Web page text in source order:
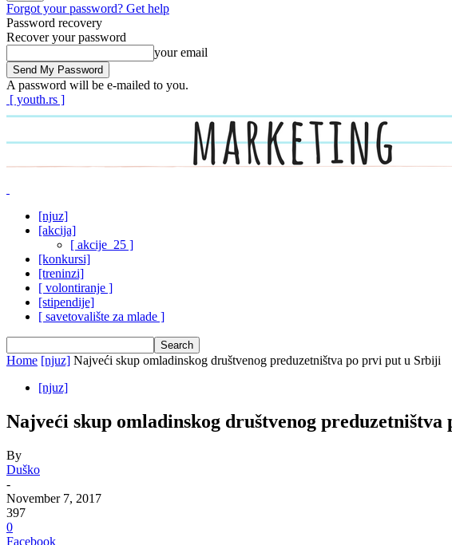
Forgot your password? Get help
Password recovery
Recover your password
your email
A password will be e-mailed to you.
[ youth.rs ]
[njuz]
[akcija]
[ akcije_25 ]
[konkursi]
[treninzi]
[ volontiranje ]
[stipendije]
[ savetovalište za mlade ]
Home [njuz] Najveći skup omladinskog društvenog preduzetništva po prvi put u Srbiji
[njuz]
Najveći skup omladinskog društvenog
By
Duško
-
November 7, 2017
397
0
Facebook